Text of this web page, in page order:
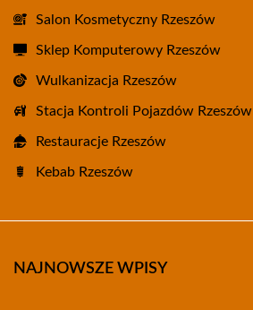
Salon Kosmetyczny Rzeszów
Sklep Komputerowy Rzeszów
Wulkanizacja Rzeszów
Stacja Kontroli Pojazdów Rzeszów
Restauracje Rzeszów
Kebab Rzeszów
NAJNOWSZE WPISY